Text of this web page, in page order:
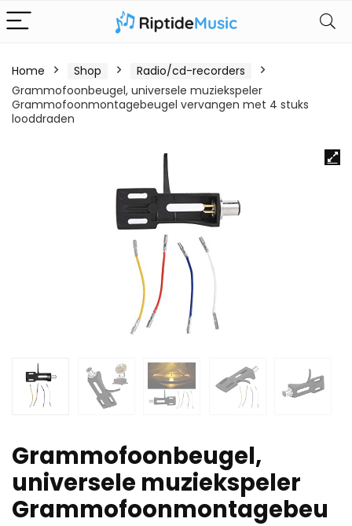
Home Shop
Radio/cd-recorders
Grammofoonbeugel, universele muziekspeler
Grammofoonmontagebeugel vervangen met 4 stuks
looddraden
Grammofoonbeugel,
universele muziekspeler
Grammofoonmontagebeu